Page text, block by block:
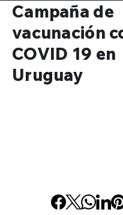
Campaña de
vacunación
COVID 19 en
Uruguay